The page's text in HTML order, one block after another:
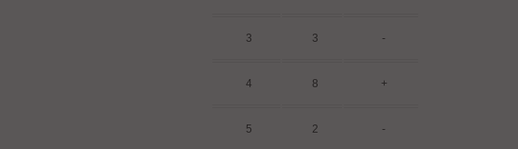
3 3 -
4 8 +
5 2 -